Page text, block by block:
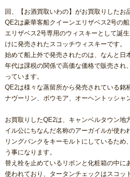
回、【お酒買取いわの】がお買取りしたお
QE2は豪華客船クイーンエリザベス2号の
エリザベス2号専用のウィスキーとして誕
けに発売されたスコッチウィスキーです。
始めて船上外で発売されたのは、なんと日
年代は課税の関係で高価な価格で販売され
っています。
QE2は様々な蒸留所から発売されている銘
ナヴーリン、ボウモア、オーヘントッシャ
お買取りしたQE2は、キャンベルタウン地
イル公にちなんだ名称のアーガイルが使わ
リングバンクをキーモルトにしているため
う事になります。
替え栓を止めているリボンと化粧箱の中に
使われており、タータンチェックはスコッ